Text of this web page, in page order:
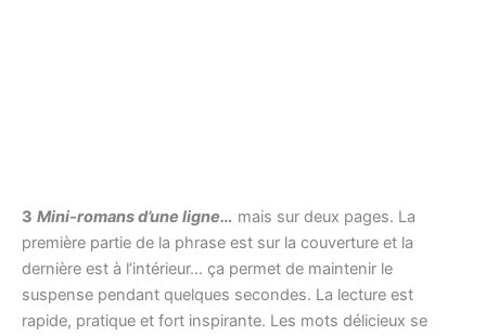
3 Mini-romans d’une ligne… mais sur deux pages. La
première partie de la phrase est sur la couverture et la
dernière est à l’intérieur… ça permet de maintenir le
suspense pendant quelques secondes. La lecture est
rapide, pratique et fort inspirante. Les mots délicieux se